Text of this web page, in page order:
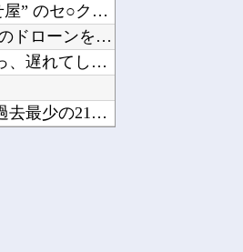
【動画】 ”別れさせ屋” のセ○クス、凄すぎるｗｗｗ そりゃ...
【動画】 ロシア軍のドローンをネット発射装置で撃墜するウクラ...
住宅営業マン「あっ、遅れてしまってすみませ～ん(笑)」 客「...
路上駐車経験率が過去最少の21%へ低下！タイムズ会員にアンケ...